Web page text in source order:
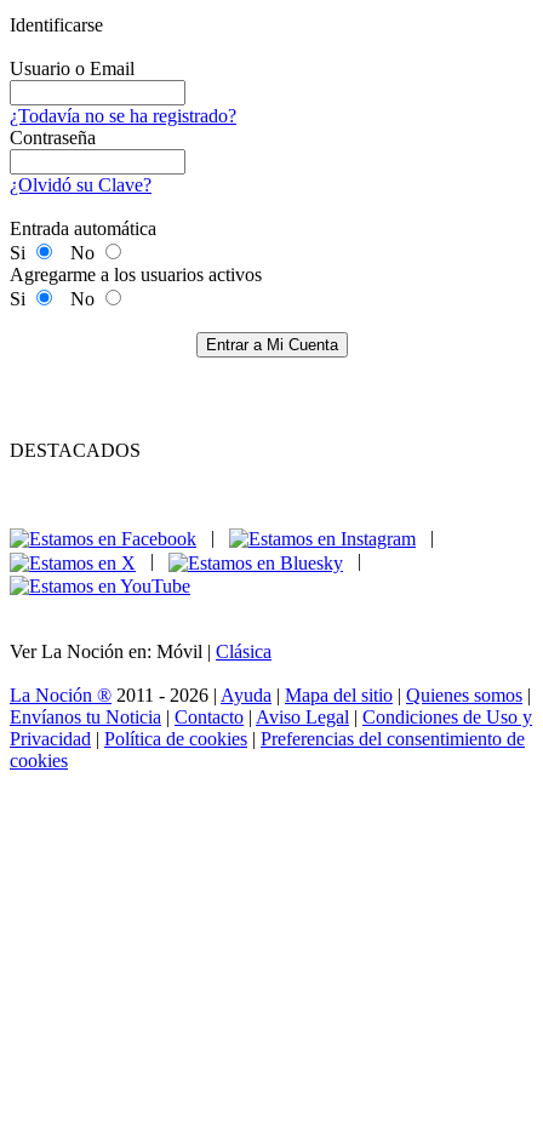
Identificarse
Usuario o Email
¿Todavía no se ha registrado?
Contraseña
¿Olvidó su Clave?
Entrada automática
Si
No
Agregarme a los usuarios activos
Si
No
Entrar a Mi Cuenta
DESTACADOS
|
|
|
|
Ver La Noción en: Móvil | Clásica
La Noción ® 2011 - 2026 | Ayuda | Mapa del sitio | Quienes somos |
Envíanos tu Noticia | Contacto | Aviso Legal | Condiciones de Uso y
Privacidad | Política de cookies | Preferencias del consentimiento de
cookies